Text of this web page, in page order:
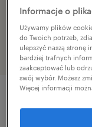
reference
46626476
szczegóły
Informacje o
Używamy plików
do Twoich potrzeb,
ulepszyć naszą stronę
bardziej trafnych
zaakceptować lub
swój wybór. Możesz
Więcej informacji